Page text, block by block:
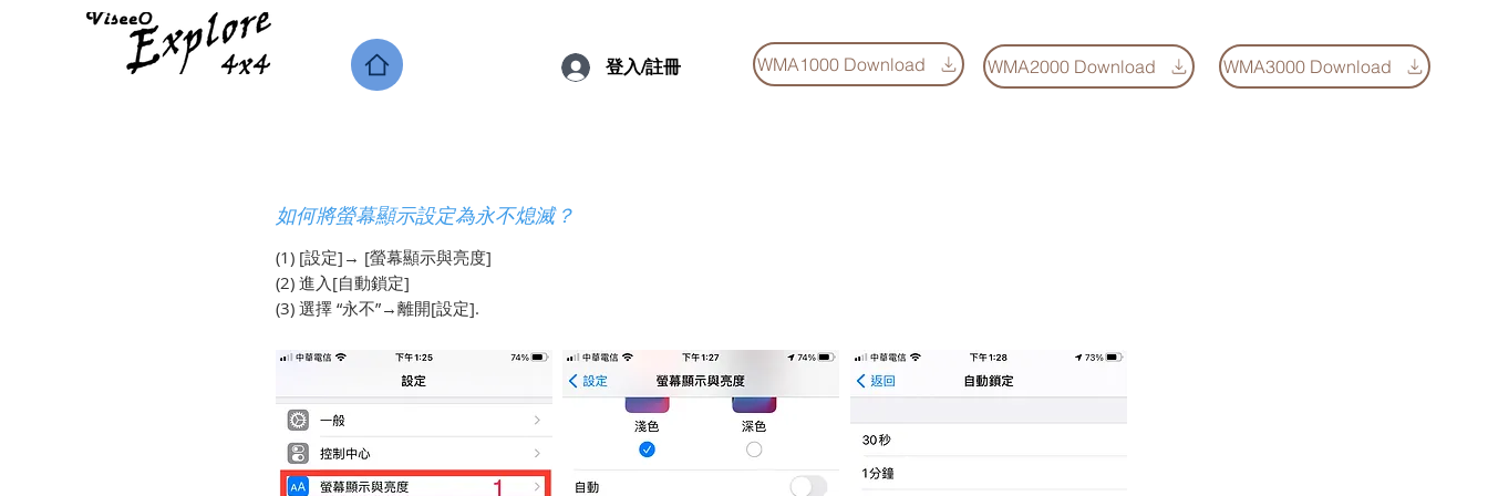
登入/註冊 WMA1000 Download WMA2000 Download WMA3000 Download
​如何將螢幕顯示設定為永不熄滅？
(1) [設定]→ [螢幕顯示與亮度]
(2) 進入[自動鎖定]
(3) 選擇 “永不”→離開[設定].